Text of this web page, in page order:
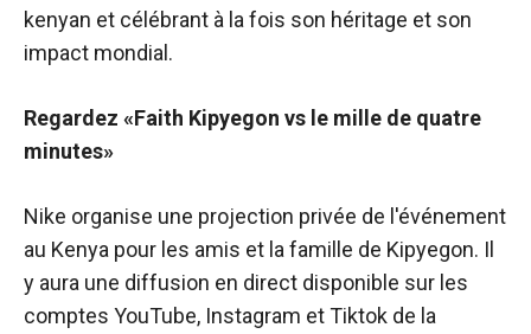
kenyan et célébrant à la fois son héritage et son
impact mondial.
Regardez «Faith Kipyegon vs le mille de quatre
minutes»
Nike organise une projection privée de l'événement
au Kenya pour les amis et la famille de Kipyegon. Il
y aura une diffusion en direct disponible sur les
comptes YouTube, Instagram et Tiktok de la